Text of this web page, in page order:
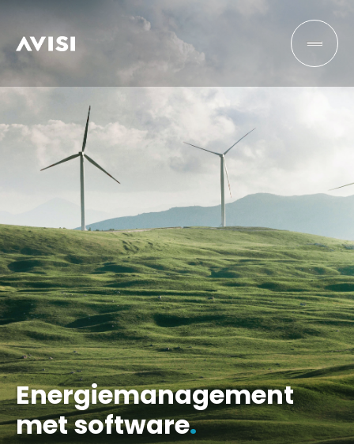
Energiemanagement
met software.